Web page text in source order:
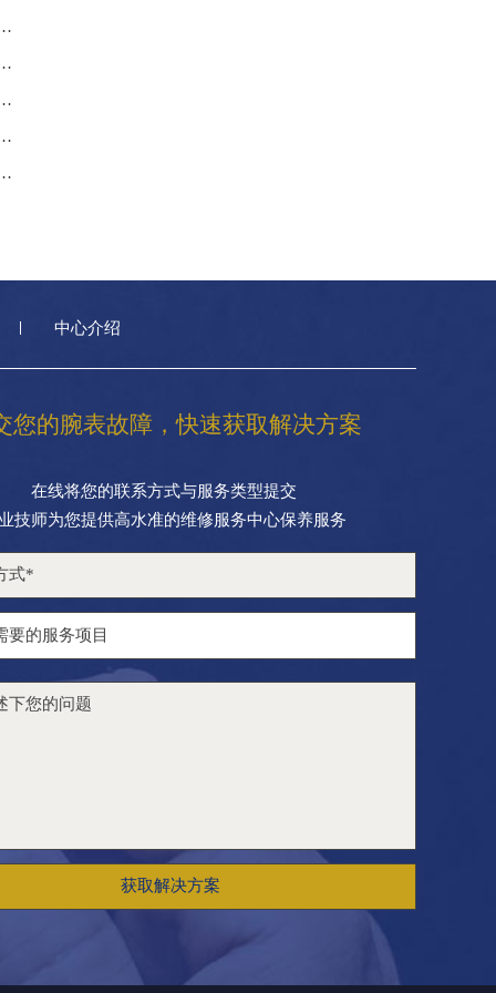
址及24小时售后电话权威信息公告（2026年7月最新）
修地址及服务电话权威信息公告（2026年7月最新）
地址及售后电话权威信息公告（2026年7月最新）
新电话及地址权威信息公告（2026年7月最新）
点地址及官方热线权威信息公告（2026年7月最新）
中心介绍
您的腕表故障，快速获取解决方案
在线将您的联系方式与服务类型提交
技师为您提供高水准的维修服务中心保养服务
获取解决方案